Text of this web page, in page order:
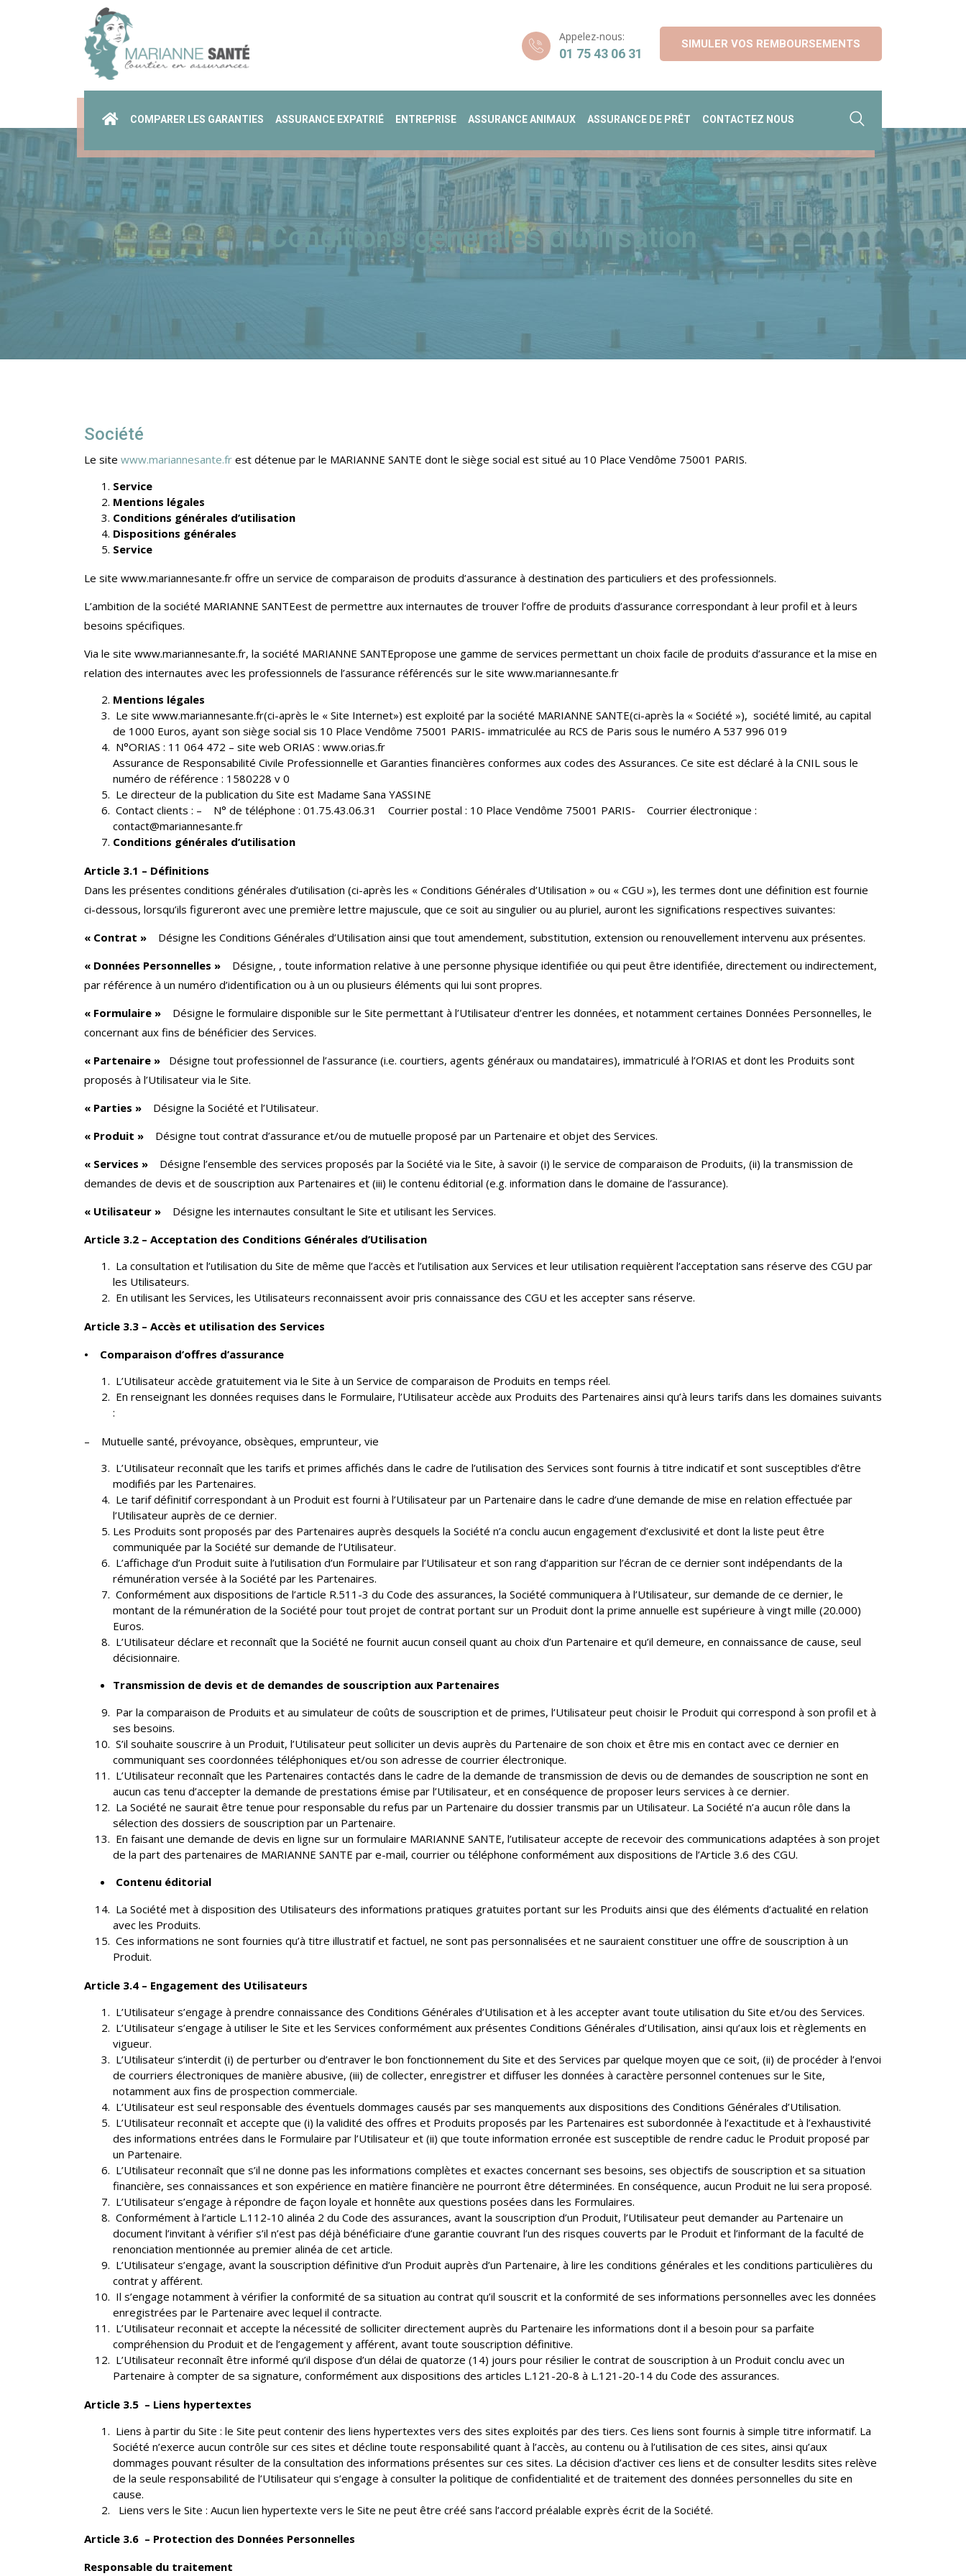
Appelez-nous:
01 75 43 06 31
SIMULER VOS REMBOURSEMENTS
COMPARER LES GARANTIES ASSURANCE EXPATRIÉ ENTREPRISE ASSURANCE ANIMAUX ASSURANCE DE PRÊT CONTACTEZ NOUS
Conditions générales d’utilisation
Société
Le site www.mariannesante.fr est détenue par le MARIANNE SANTE dont le siège social est situé au 10 Place Vendôme 75001 PARIS.
Service
Mentions légales
Conditions générales d’utilisation
Dispositions générales
Service
Le site www.mariannesante.fr offre un service de comparaison de produits d’assurance à destination des particuliers et des professionnels.
L’ambition de la société MARIANNE SANTEest de permettre aux internautes de trouver l’offre de produits d’assurance correspondant à leur profil et à leurs
besoins spécifiques.
Via le site www.mariannesante.fr, la société MARIANNE SANTEpropose une gamme de services permettant un choix facile de produits d’assurance et la mise en
relation des internautes avec les professionnels de l’assurance référencés sur le site www.mariannesante.fr
Mentions légales
Le site www.mariannesante.fr(ci-après le « Site Internet») est exploité par la société MARIANNE SANTE(ci-après la « Société »), société limité, au capital
de 1000 Euros, ayant son siège social sis 10 Place Vendôme 75001 PARIS- immatriculée au RCS de Paris sous le numéro A 537 996 019
N°ORIAS : 11 064 472 – site web ORIAS : www.orias.fr
Assurance de Responsabilité Civile Professionnelle et Garanties financières conformes aux codes des Assurances. Ce site est déclaré à la CNIL sous le
numéro de référence : 1580228 v 0
Le directeur de la publication du Site est Madame Sana YASSINE
Contact clients : – N° de téléphone : 01.75.43.06.31 Courrier postal : 10 Place Vendôme 75001 PARIS- Courrier électronique :
contact@mariannesante.fr
Conditions générales d’utilisation
Article 3.1 – Définitions
Dans les présentes conditions générales d’utilisation (ci-après les « Conditions Générales d’Utilisation » ou « CGU »), les termes dont une définition est fournie
ci-dessous, lorsqu’ils figureront avec une première lettre majuscule, que ce soit au singulier ou au pluriel, auront les significations respectives suivantes:
« Contrat » Désigne les Conditions Générales d’Utilisation ainsi que tout amendement, substitution, extension ou renouvellement intervenu aux présentes.
« Données Personnelles » Désigne, , toute information relative à une personne physique identifiée ou qui peut être identifiée, directement ou indirectement,
par référence à un numéro d’identification ou à un ou plusieurs éléments qui lui sont propres.
« Formulaire » Désigne le formulaire disponible sur le Site permettant à l’Utilisateur d’entrer les données, et notamment certaines Données Personnelles, le
concernant aux fins de bénéficier des Services.
« Partenaire » Désigne tout professionnel de l’assurance (i.e. courtiers, agents généraux ou mandataires), immatriculé à l’ORIAS et dont les Produits sont
proposés à l’Utilisateur via le Site.
« Parties » Désigne la Société et l’Utilisateur.
« Produit » Désigne tout contrat d’assurance et/ou de mutuelle proposé par un Partenaire et objet des Services.
« Services » Désigne l’ensemble des services proposés par la Société via le Site, à savoir (i) le service de comparaison de Produits, (ii) la transmission de
demandes de devis et de souscription aux Partenaires et (iii) le contenu éditorial (e.g. information dans le domaine de l’assurance).
« Utilisateur » Désigne les internautes consultant le Site et utilisant les Services.
Article 3.2 – Acceptation des Conditions Générales d’Utilisation
La consultation et l’utilisation du Site de même que l’accès et l’utilisation aux Services et leur utilisation requièrent l’acceptation sans réserve des CGU par
les Utilisateurs.
En utilisant les Services, les Utilisateurs reconnaissent avoir pris connaissance des CGU et les accepter sans réserve.
Article 3.3 – Accès et utilisation des Services
• Comparaison d’offres d’assurance
L’Utilisateur accède gratuitement via le Site à un Service de comparaison de Produits en temps réel.
En renseignant les données requises dans le Formulaire, l’Utilisateur accède aux Produits des Partenaires ainsi qu’à leurs tarifs dans les domaines suivants
:
– Mutuelle santé, prévoyance, obsèques, emprunteur, vie
L’Utilisateur reconnaît que les tarifs et primes affichés dans le cadre de l’utilisation des Services sont fournis à titre indicatif et sont susceptibles d’être
modifiés par les Partenaires.
Le tarif définitif correspondant à un Produit est fourni à l’Utilisateur par un Partenaire dans le cadre d’une demande de mise en relation effectuée par
l’Utilisateur auprès de ce dernier.
Les Produits sont proposés par des Partenaires auprès desquels la Société n’a conclu aucun engagement d’exclusivité et dont la liste peut être
communiquée par la Société sur demande de l’Utilisateur.
L’affichage d’un Produit suite à l’utilisation d’un Formulaire par l’Utilisateur et son rang d’apparition sur l’écran de ce dernier sont indépendants de la
rémunération versée à la Société par les Partenaires.
Conformément aux dispositions de l’article R.511-3 du Code des assurances, la Société communiquera à l’Utilisateur, sur demande de ce dernier, le
montant de la rémunération de la Société pour tout projet de contrat portant sur un Produit dont la prime annuelle est supérieure à vingt mille (20.000)
Euros.
L’Utilisateur déclare et reconnaît que la Société ne fournit aucun conseil quant au choix d’un Partenaire et qu’il demeure, en connaissance de cause, seul
décisionnaire.
Transmission de devis et de demandes de souscription aux Partenaires
Par la comparaison de Produits et au simulateur de coûts de souscription et de primes, l’Utilisateur peut choisir le Produit qui correspond à son profil et à
ses besoins.
S’il souhaite souscrire à un Produit, l’Utilisateur peut solliciter un devis auprès du Partenaire de son choix et être mis en contact avec ce dernier en
communiquant ses coordonnées téléphoniques et/ou son adresse de courrier électronique.
L’Utilisateur reconnaît que les Partenaires contactés dans le cadre de la demande de transmission de devis ou de demandes de souscription ne sont en
aucun cas tenu d’accepter la demande de prestations émise par l’Utilisateur, et en conséquence de proposer leurs services à ce dernier.
La Société ne saurait être tenue pour responsable du refus par un Partenaire du dossier transmis par un Utilisateur. La Société n’a aucun rôle dans la
sélection des dossiers de souscription par un Partenaire.
En faisant une demande de devis en ligne sur un formulaire MARIANNE SANTE, l’utilisateur accepte de recevoir des communications adaptées à son projet
de la part des partenaires de MARIANNE SANTE par e-mail, courrier ou téléphone conformément aux dispositions de l’Article 3.6 des CGU.
Contenu éditorial
La Société met à disposition des Utilisateurs des informations pratiques gratuites portant sur les Produits ainsi que des éléments d’actualité en relation
avec les Produits.
Ces informations ne sont fournies qu’à titre illustratif et factuel, ne sont pas personnalisées et ne sauraient constituer une offre de souscription à un
Produit.
Article 3.4 – Engagement des Utilisateurs
L’Utilisateur s’engage à prendre connaissance des Conditions Générales d’Utilisation et à les accepter avant toute utilisation du Site et/ou des Services.
L’Utilisateur s’engage à utiliser le Site et les Services conformément aux présentes Conditions Générales d’Utilisation, ainsi qu’aux lois et règlements en
vigueur.
L’Utilisateur s’interdit (i) de perturber ou d’entraver le bon fonctionnement du Site et des Services par quelque moyen que ce soit, (ii) de procéder à l’envoi
de courriers électroniques de manière abusive, (iii) de collecter, enregistrer et diffuser les données à caractère personnel contenues sur le Site,
notamment aux fins de prospection commerciale.
L’Utilisateur est seul responsable des éventuels dommages causés par ses manquements aux dispositions des Conditions Générales d’Utilisation.
L’Utilisateur reconnaît et accepte que (i) la validité des offres et Produits proposés par les Partenaires est subordonnée à l’exactitude et à l’exhaustivité
des informations entrées dans le Formulaire par l’Utilisateur et (ii) que toute information erronée est susceptible de rendre caduc le Produit proposé par
un Partenaire.
L’Utilisateur reconnaît que s’il ne donne pas les informations complètes et exactes concernant ses besoins, ses objectifs de souscription et sa situation
financière, ses connaissances et son expérience en matière financière ne pourront être déterminées. En conséquence, aucun Produit ne lui sera proposé.
L’Utilisateur s’engage à répondre de façon loyale et honnête aux questions posées dans les Formulaires.
Conformément à l’article L.112-10 alinéa 2 du Code des assurances, avant la souscription d’un Produit, l’Utilisateur peut demander au Partenaire un
document l’invitant à vérifier s’il n’est pas déjà bénéficiaire d’une garantie couvrant l’un des risques couverts par le Produit et l’informant de la faculté de
renonciation mentionnée au premier alinéa de cet article.
L’Utilisateur s’engage, avant la souscription définitive d’un Produit auprès d’un Partenaire, à lire les conditions générales et les conditions particulières du
contrat y afférent.
Il s’engage notamment à vérifier la conformité de sa situation au contrat qu’il souscrit et la conformité de ses informations personnelles avec les données
enregistrées par le Partenaire avec lequel il contracte.
L’Utilisateur reconnait et accepte la nécessité de solliciter directement auprès du Partenaire les informations dont il a besoin pour sa parfaite
compréhension du Produit et de l’engagement y afférent, avant toute souscription définitive.
L’Utilisateur reconnaît être informé qu’il dispose d’un délai de quatorze (14) jours pour résilier le contrat de souscription à un Produit conclu avec un
Partenaire à compter de sa signature, conformément aux dispositions des articles L.121-20-8 à L.121-20-14 du Code des assurances.
Article 3.5 – Liens hypertextes
Liens à partir du Site : le Site peut contenir des liens hypertextes vers des sites exploités par des tiers. Ces liens sont fournis à simple titre informatif. La
Société n’exerce aucun contrôle sur ces sites et décline toute responsabilité quant à l’accès, au contenu ou à l’utilisation de ces sites, ainsi qu’aux
dommages pouvant résulter de la consultation des informations présentes sur ces sites. La décision d’activer ces liens et de consulter lesdits sites relève
de la seule responsabilité de l’Utilisateur qui s’engage à consulter la politique de confidentialité et de traitement des données personnelles du site en
cause.
Liens vers le Site : Aucun lien hypertexte vers le Site ne peut être créé sans l’accord préalable exprès écrit de la Société.
Article 3.6 – Protection des Données Personnelles
Responsable du traitement